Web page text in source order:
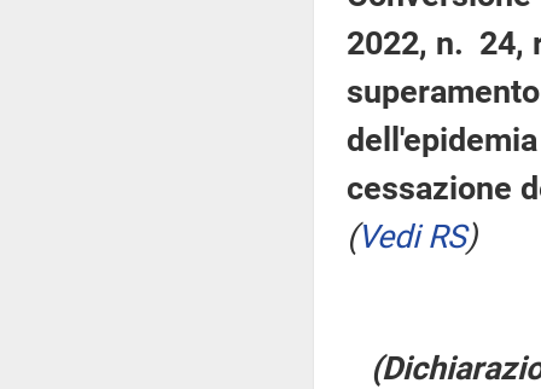
2022, n. 24,
cessazione
(Vedi RS)